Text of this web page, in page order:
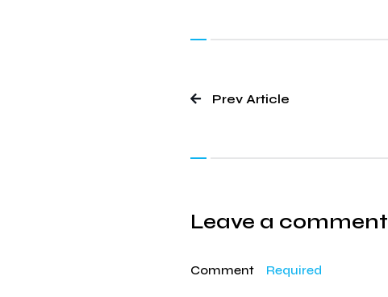
Prev Article
Leave a comment
Comment Required